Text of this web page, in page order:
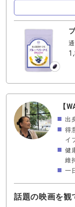
【
出
得
イ
健
維
一
話題の映画を観